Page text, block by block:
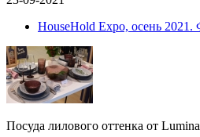
HouseHold Expo, осень 2021.
Посуда лилового оттенка от